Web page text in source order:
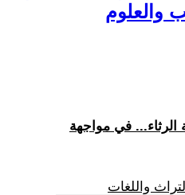
الرثاء... في مواجهة
واللغات